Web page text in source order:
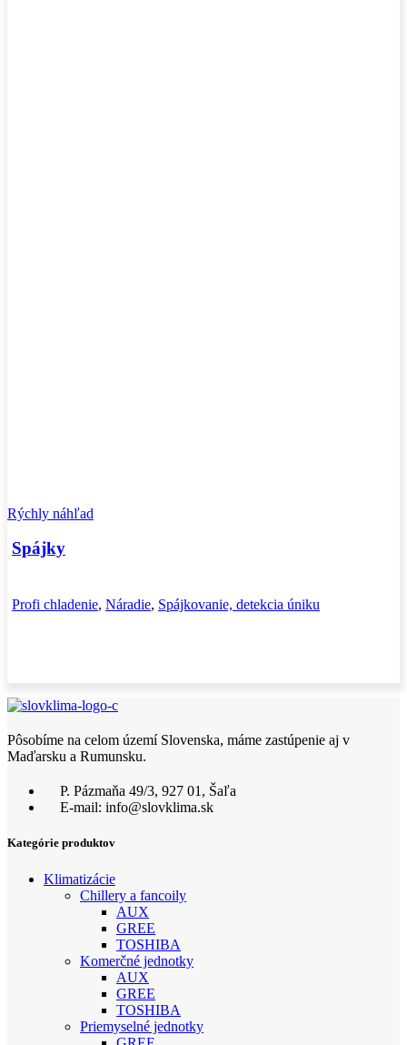
Rýchly náhľad
Spájky
Profi chladenie, Náradie, Spájkovanie, detekcia úniku
Pôsobíme na celom území Slovenska, máme zastúpenie aj v
Maďarsku a Rumunsku.
P. Pázmaňa 49/3, 927 01, Šaľa
E-mail: info@slovklima.sk
Kategórie produktov
Klimatizácie
Chillery a fancoily
AUX
GREE
TOSHIBA
Komerčné jednotky
AUX
GREE
TOSHIBA
Priemyselné jednotky